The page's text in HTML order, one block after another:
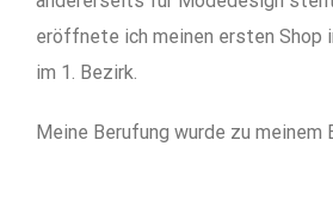
eröffnete ich meinen ersten Shop
im 1. Bezirk.
Meine Berufung wurde zu meinem